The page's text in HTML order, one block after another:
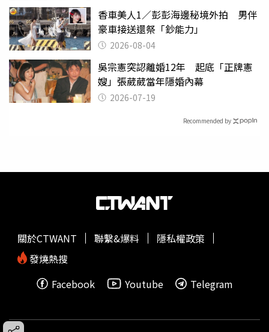
香車美人1／彭彭海邊秘境外拍 男伴
豪車接送還祭「鈔能力」
2026-08-04
吳宗憲突認離婚12年 起底「正牌憲
嫂」張葳葳當年隱婚內幕
2026-07-19
Recommended by
關於CTWANT 聯繫&爆料
隱私權政策
發燒熱搜
Facebook
Youtube Telegram